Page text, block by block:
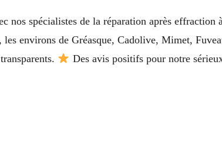
nos spécialistes de la réparation après
environs de Gréasque, Cadolive, Mimet,
Des avis positifs pour notre